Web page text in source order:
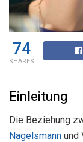
74
SHARES
Einleitung
Die Beziehung
Nagelsmann und